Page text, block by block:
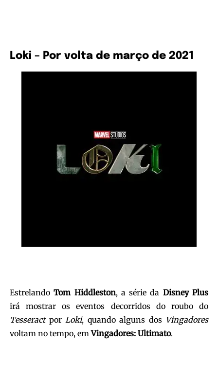
Loki – Por volta de março de 2021
EstrelandoTom Hiddleston, a série da Disney Plus
irá mostrar os eventos decorridos do roubo do
TesseractporLoki, quando alguns dos Vingadores
voltam no tempo, emVingadores: Ultimato.